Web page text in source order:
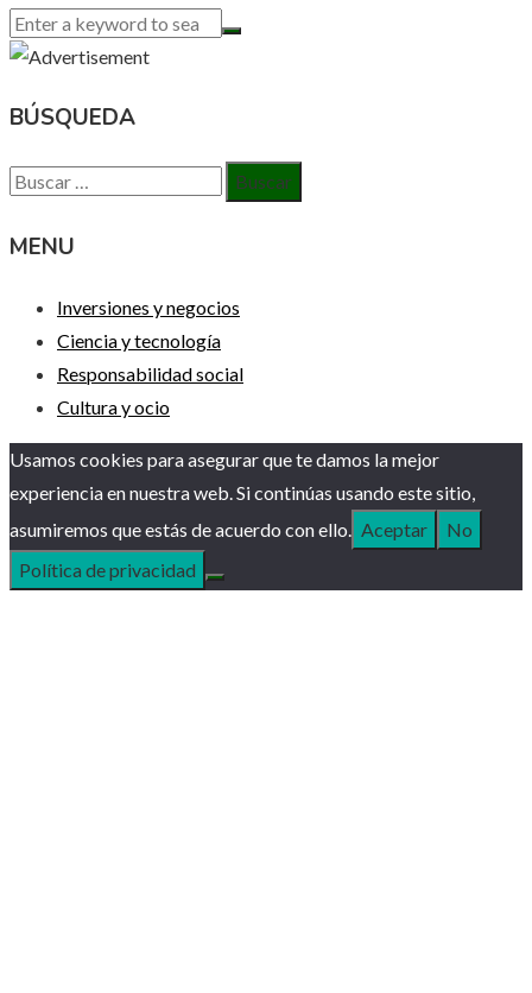
BÚSQUEDA
Buscar:
MENU
Inversiones y negocios
Ciencia y tecnología
Responsabilidad social
Cultura y ocio
Usamos cookies para asegurar que te damos la mejor
experiencia en nuestra web. Si continúas usando este sitio,
asumiremos que estás de acuerdo con ello. Aceptar
No
Política de privacidad